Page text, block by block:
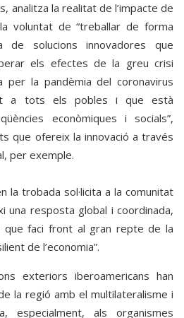
analitza la realitat de l’impacte de
voluntat de “treballar de forma
de solucions innovadores que
els efectes de la greu crisi
per la pandèmia del coronavirus
a tots els pobles i que està
econòmiques i socials”,
que ofereix la innovació a través
per exemple.
la trobada sol·licita a la comunitat
una resposta global i coordinada,
que faci front al gran repte de la
de l’economia”.
exteriors iberoamericans han
la regió amb el multilateralisme i
especialment, als organismes